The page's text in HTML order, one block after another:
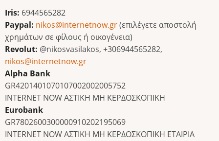
Iris: 6944565282
Paypal: nikos@internetnow.gr(επιλέγετε αποστολή
χρημάτων σε φίλους ή οικογένεια)
Revolut: @nikosvasilakos, +306944565282,
nikos@internetnow.gr
Alpha Bank
GR4201401070107002002005752
INTERNET NOW ΑΣΤΙΚΗ ΜΗ ΚΕΡΔΟΣΚΟΠΙΚΗ
Eurobank
GR7802600300000910202195069
INTERNET NOW ΑΣΤΙΚΗ ΜΗ ΚΕΡΔΟΣΚΟΠΙΚΗ ΕΤΑΙΡΙΑ